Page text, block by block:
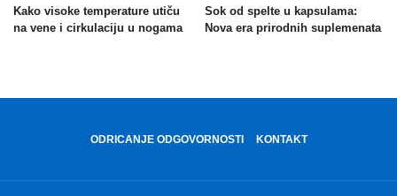
Kako visoke temperature utiču
na vene i cirkulaciju u nogama
Sok od spelte u kapsulama:
Nova era prirodnih suplemenata
ODRICANJE ODGOVORNOSTI KONTAKT